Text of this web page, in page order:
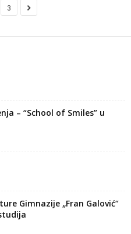
3
– “School of Smiles” u
Gimnazije „Fran Galović“